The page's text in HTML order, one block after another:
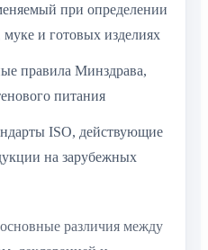
и готовых изделиях
питания
на зарубежных
декларацией и